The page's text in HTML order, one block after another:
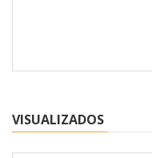
VISUALIZADOS